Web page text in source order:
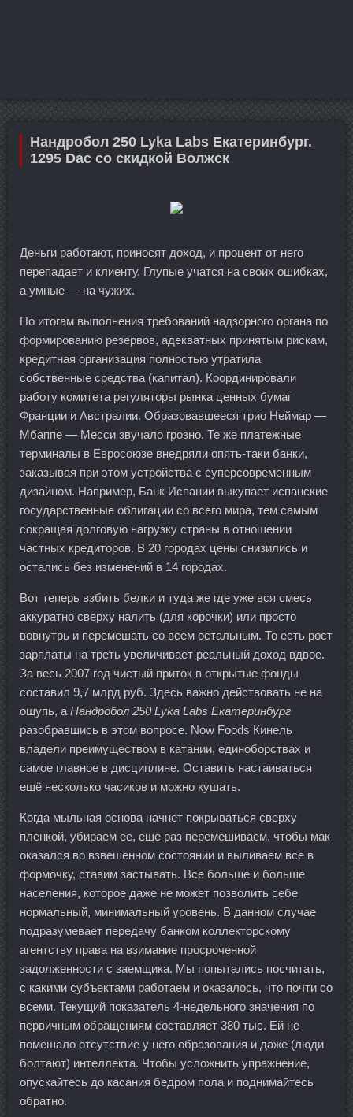
Нандробол 250 Lyka Labs Екатеринбург.
1295 Dac со скидкой Волжск
Деньги работают, приносят доход, и процент от него
перепадает и клиенту. Глупые учатся на своих ошибках,
а умные — на чужих.
По итогам выполнения требований надзорного органа по
формированию резервов, адекватных принятым рискам,
кредитная организация полностью утратила
собственные средства (капитал). Координировали
работу комитета регуляторы рынка ценных бумаг
Франции и Австралии. Образовавшееся трио Неймар —
Мбаппе — Месси звучало грозно. Те же платежные
терминалы в Евросоюзе внедряли опять-таки банки,
заказывая при этом устройства с суперсовременным
дизайном. Например, Банк Испании выкупает испанские
государственные облигации со всего мира, тем самым
сокращая долговую нагрузку страны в отношении
частных кредиторов. В 20 городах цены снизились и
остались без изменений в 14 городах.
Вот теперь взбить белки и туда же где уже вся смесь
аккуратно сверху налить (для корочки) или просто
вовнутрь и перемешать со всем остальным. То есть рост
зарплаты на треть увеличивает реальный доход вдвое.
За весь 2007 год чистый приток в открытые фонды
составил 9,7 млрд руб. Здесь важно действовать не на
ощупь, а Нандробол 250 Lyka Labs Екатеринбург
разобравшись в этом вопросе. Now Foods Кинель
владели преимуществом в катании, единоборствах и
самое главное в дисциплине. Оставить настаиваться
ещё несколько часиков и можно кушать.
Когда мыльная основа начнет покрываться сверху
пленкой, убираем ее, еще раз перемешиваем, чтобы мак
оказался во взвешенном состоянии и выливаем все в
формочку, ставим застывать. Все больше и больше
населения, которое даже не может позволить себе
нормальный, минимальный уровень. В данном случае
подразумевает передачу банком коллекторскому
агентству права на взимание просроченной
задолженности с заемщика. Мы попытались посчитать,
с какими субъектами работаем и оказалось, что почти со
всеми. Текущий показатель 4-недельного значения по
первичным обращениям составляет 380 тыс. Ей не
помешало отсутствие у него образования и даже (люди
болтают) интеллекта. Чтобы усложнить упражнение,
опускайтесь до касания бедром пола и поднимайтесь
обратно.